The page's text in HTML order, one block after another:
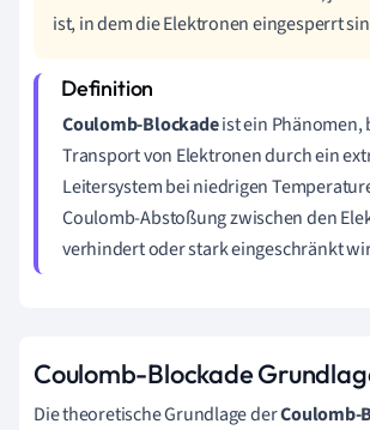
ist, in dem die Elektronen eingesperrt
Coulomb-Blockadeist ein Phänomen,
Transport von Elektronen durch ein
Leitersystem bei niedrigen
Coulomb-Abstoßung zwischen den
verhindert oder stark eingeschränkt
Coulomb-Blockade
Die theoretische Grundlage derCoulomb-